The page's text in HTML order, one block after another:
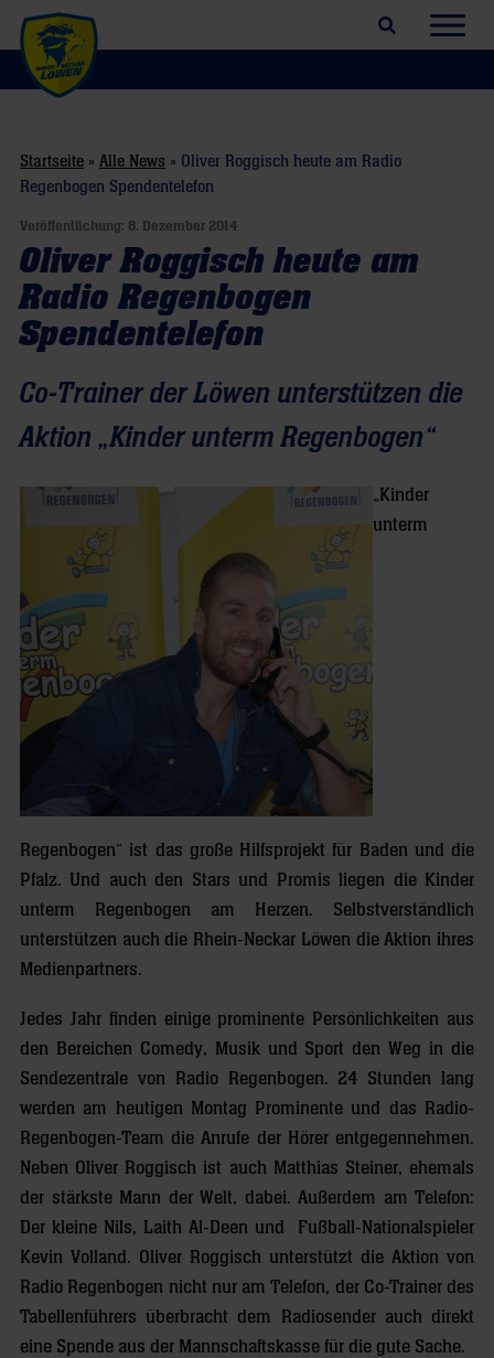
Suchfeld öffnen
Startseite » Alle News » Oliver Roggisch heute am Radio
Regenbogen Spendentelefon
Veröffentlichung: 8. Dezember 2014
Oliver Roggisch heute am
Radio Regenbogen
Spendentelefon
Co-Trainer der Löwen unterstützen die
Aktion „Kinder unterm Regenbogen“
„Kinder
unterm
Regenbogen“ ist das große Hilfsprojekt für Baden und die
Pfalz. Und auch den Stars und Promis liegen die Kinder
unterm Regenbogen am Herzen. Selbstverständlich
unterstützen auch die Rhein-Neckar Löwen die Aktion ihres
Medienpartners.
Jedes Jahr finden einige prominente Persönlichkeiten aus
den Bereichen Comedy, Musik und Sport den Weg in die
Sendezentrale von Radio Regenbogen. 24 Stunden lang
werden am heutigen Montag Prominente und das Radio-
Regenbogen-Team die Anrufe der Hörer entgegennehmen.
Neben Oliver Roggisch ist auch Matthias Steiner, ehemals
der stärkste Mann der Welt, dabei. Außerdem am Telefon:
Der kleine Nils, Laith Al-Deen und Fußball-Nationalspieler
Kevin Volland. Oliver Roggisch unterstützt die Aktion von
Radio Regenbogen nicht nur am Telefon, der Co-Trainer des
Tabellenführers überbracht dem Radiosender auch direkt
eine Spende aus der Mannschaftskasse für die gute Sache.